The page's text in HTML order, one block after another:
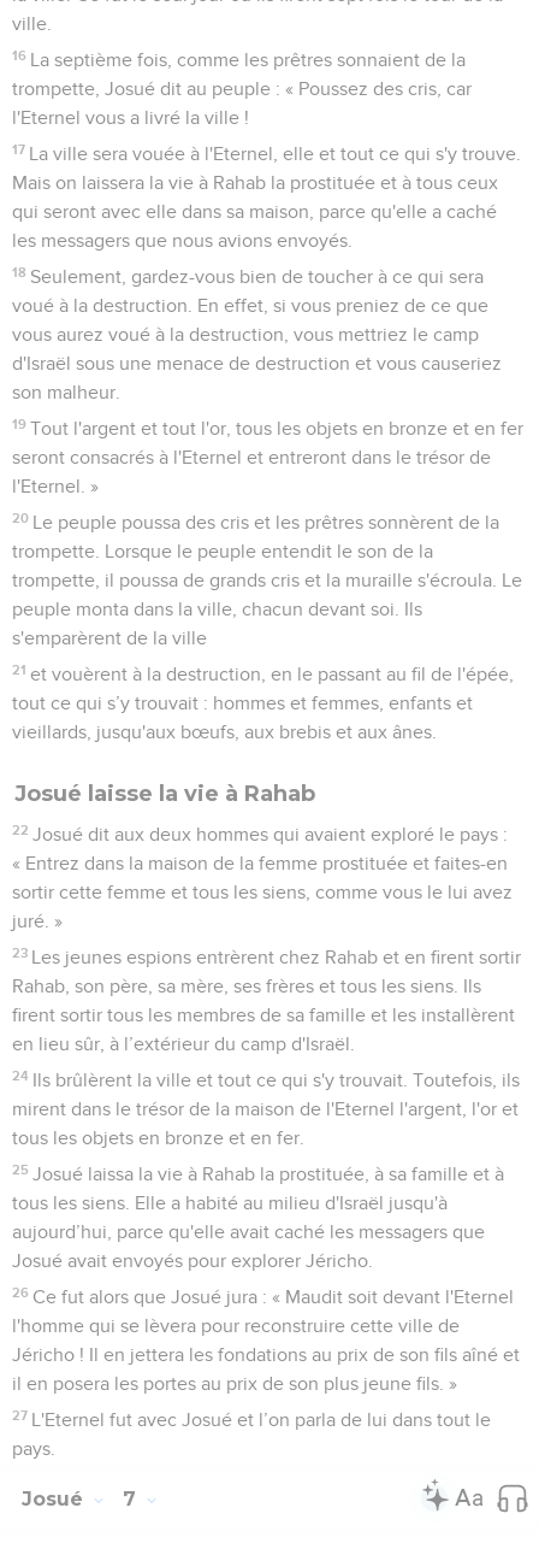
ville.
16 La septième fois, comme les prêtres sonnaient de la
trompette, Josué dit au peuple : « Poussez des cris, car
l'Eternel vous a livré la ville !
17 La ville sera vouée à l'Eternel, elle et tout ce qui s'y trouve.
Mais on laissera la vie à Rahab la prostituée et à tous ceux
qui seront avec elle dans sa maison, parce qu'elle a caché
les messagers que nous avions envoyés.
18 Seulement, gardez-vous bien de toucher à ce qui sera
voué à la destruction. En effet, si vous preniez de ce que
vous aurez voué à la destruction, vous mettriez le camp
d'Israël sous une menace de destruction et vous causeriez
son malheur.
19 Tout l'argent et tout l'or, tous les objets en bronze et en fer
seront consacrés à l'Eternel et entreront dans le trésor de
l'Eternel. »
20 Le peuple poussa des cris et les prêtres sonnèrent de la
trompette. Lorsque le peuple entendit le son de la
trompette, il poussa de grands cris et la muraille s'écroula. Le
peuple monta dans la ville, chacun devant soi. Ils
s'emparèrent de la ville
21 et vouèrent à la destruction, en le passant au fil de l'épée,
tout ce qui s’y trouvait : hommes et femmes, enfants et
vieillards, jusqu'aux bœufs, aux brebis et aux ânes.
Josué laisse la vie à Rahab
22 Josué dit aux deux hommes qui avaient exploré le pays :
« Entrez dans la maison de la femme prostituée et faites-en
sortir cette femme et tous les siens, comme vous le lui avez
juré. »
23 Les jeunes espions entrèrent chez Rahab et en firent sortir
Rahab, son père, sa mère, ses frères et tous les siens. Ils
firent sortir tous les membres de sa famille et les installèrent
en lieu sûr, à l’extérieur du camp d'Israël.
24 Ils brûlèrent la ville et tout ce qui s'y trouvait. Toutefois, ils
mirent dans le trésor de la maison de l'Eternel l'argent, l'or et
tous les objets en bronze et en fer.
25 Josué laissa la vie à Rahab la prostituée, à sa famille et à
tous les siens. Elle a habité au milieu d'Israël jusqu'à
aujourd’hui, parce qu'elle avait caché les messagers que
Josué avait envoyés pour explorer Jéricho.
26 Ce fut alors que Josué jura : « Maudit soit devant l'Eternel
l'homme qui se lèvera pour reconstruire cette ville de
Jéricho ! Il en jettera les fondations au prix de son fils aîné et
il en posera les portes au prix de son plus jeune fils. »
27 L'Eternel fut avec Josué et l’on parla de lui dans tout le
pays.
Josué 7